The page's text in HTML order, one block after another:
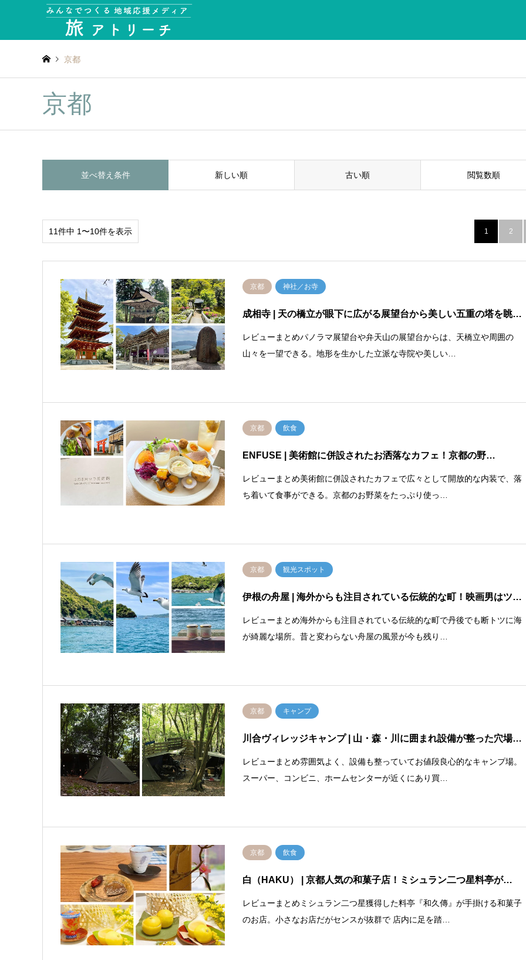
京都
京都
並べ替え条件 新しい順 古い順 閲覧数順
11件中 1〜10件を表示 1 2
京都 神社／お寺
成相寺 | 天の橋立が眼下に広がる展望台から美しい五重の塔を眺…
レビューまとめパノラマ展望台や弁天山の展望台からは、天橋立や周囲の
山々を一望できる。地形を生かした立派な寺院や美しい…
京都 飲食
ENFUSE | 美術館に併設されたお洒落なカフェ！京都の野…
レビューまとめ美術館に併設されたカフェで広々として開放的な内装で、落
ち着いて食事ができる。京都のお野菜をたっぷり使っ…
京都 観光スポット
伊根の舟屋 | 海外からも注目されている伝統的な町！映画男はツ…
レビューまとめ海外からも注目されている伝統的な町で丹後でも断トツに海
が綺麗な場所。昔と変わらない舟屋の風景が今も残り…
京都 キャンプ
川合ヴィレッジキャンプ| 山・森・川に囲まれ設備が整った穴場…
レビューまとめ雰囲気よく、設備も整っていてお値段良心的なキャンプ場。
スーパー、コンビニ、ホームセンターが近くにあり買…
京都 飲食
白（HAKU） | 京都人気の和菓子店！ミシュラン二つ星料亭が…
レビューまとめミシュラン二つ星獲得した料亭『和久傳』が手掛ける和菓子
のお店。小さなお店だがセンスが抜群で 店内に足を踏…